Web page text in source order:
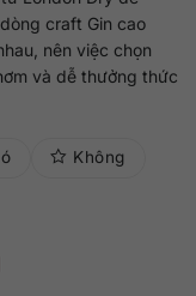
craft Gin cao
nên việc chọn
và dễ thưởng thức
Không